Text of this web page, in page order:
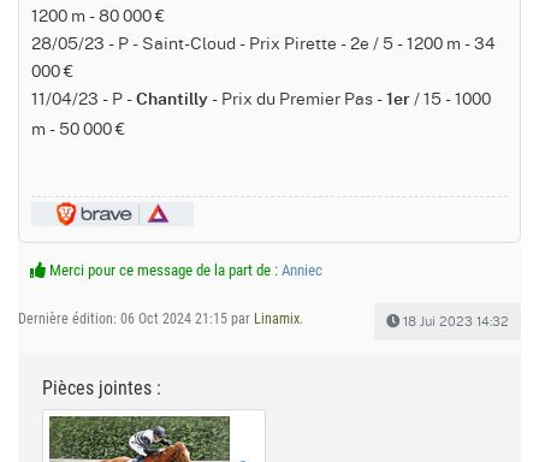
1200 m - 80 000 €
28/05/23 - P - Saint-Cloud - Prix Pirette - 2e / 5 - 1200 m - 34
000 €
11/04/23 - P - Chantilly - Prix du Premier Pas - 1er / 15 - 1000
m - 50 000 €
Merci pour ce message de la part de : Anniec
Dernière édition: 06 Oct 2024 21:15 par Linamix. 18 Jui 2023 14:32
Pièces jointes :